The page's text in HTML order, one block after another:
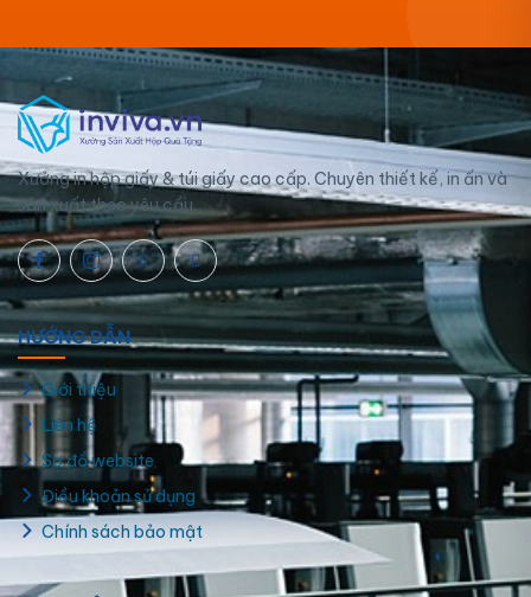
Xưởng in hộp giấy & túi giấy cao cấp. Chuyên thiết kế, in ấn và
sản xuất theo yêu cầu.
HƯỚNG DẪN
Giới thiệu
Liên hệ
Sơ đồ website
Điều khoản sử dụng
Chính sách bảo mật